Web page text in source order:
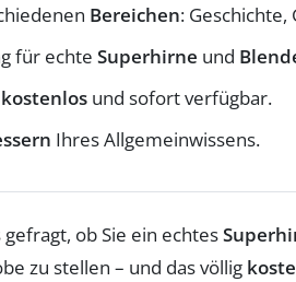
Bereichen:
für echte Superhirne und
kostenlos und sofort verfügbar.
Ihres Allgemeinwissens.
ob Sie ein echtes
zu stellen – und das völlig